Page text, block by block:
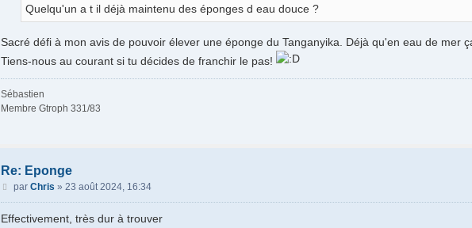
Quelqu'un a t il déjà maintenu des éponges d eau douce ?
Sacré défi à mon avis de pouvoir élever une éponge du Tanganyika. Déjà qu'en eau de mer
Tiens-nous au courant si tu décides de franchir le pas!
Sébastien
Membre Gtroph 331/83
Re: Eponge
M
e
s
par Chris » 23 août 2024, 16:34
Effectivement, très dur à trouver